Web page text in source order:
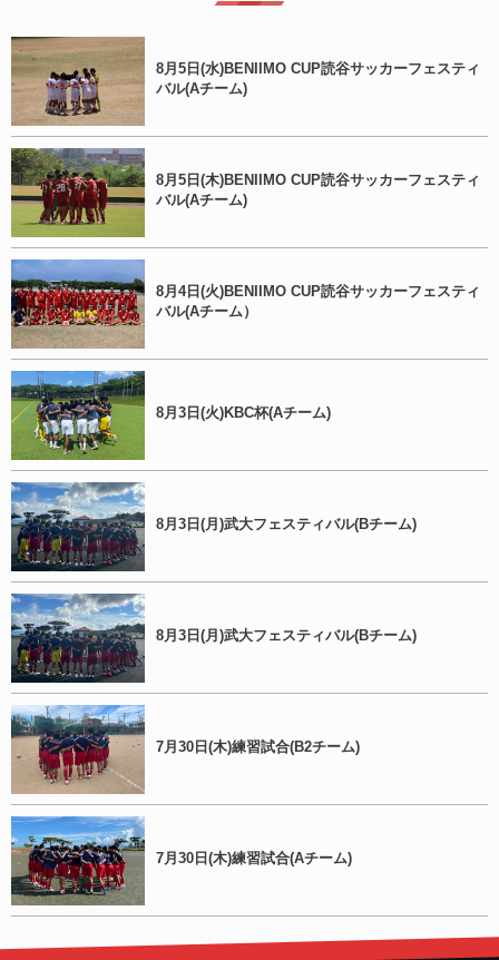
8月5日(水)BENIIMO CUP読谷サッカーフェスティ
バル(Aチーム)
8月5日(木)BENIIMO CUP読谷サッカーフェスティ
バル(Aチーム)
8月4日(火)BENIIMO CUP読谷サッカーフェスティ
バル(Aチーム）
8月3日(火)KBC杯(Aチーム)
8月3日(月)武大フェスティバル(Bチーム)
8月3日(月)武大フェスティバル(Bチーム)
7月30日(木)練習試合(B2チーム)
7月30日(木)練習試合(Aチーム)